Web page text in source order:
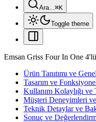
Ara...⌘K
Toggle theme
Emsan Griss Four In One
Ürün Tanıtımı ve
Tasarım ve
Kullanım Kolaylığı ve
Müşteri Deneyimleri
Teknik Detaylar ve
Sonuç ve